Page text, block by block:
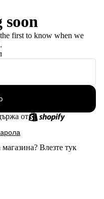
soon
first to know when we
от
Влезте тук